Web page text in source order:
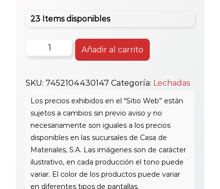
23 Items disponibles
Kg
Lechada
Sin
Arena
Antique
Whit
cantidad
Añadir al carrito
SKU: 7452104430147 Categoría: Lechadas